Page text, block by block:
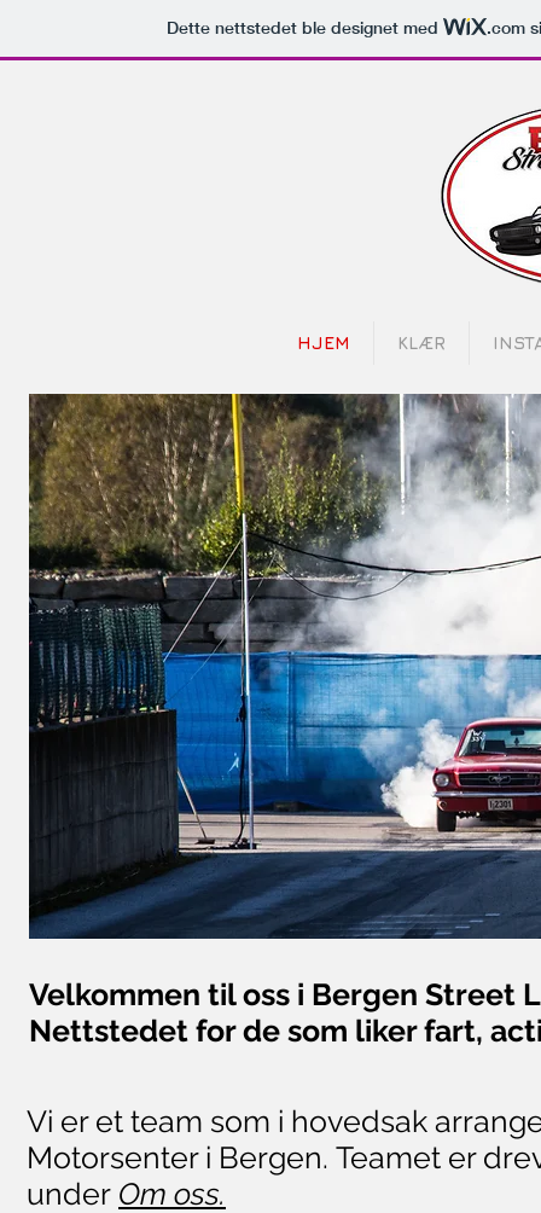
Dette nettstedet ble designet med .com
HJEM KLÆR
Velkommen til oss i Bergen Street
Nettstedet for de som liker fart,
Vi er et team som i hovedsak
Motorsenter i Bergen. Teamet er
under Om oss.